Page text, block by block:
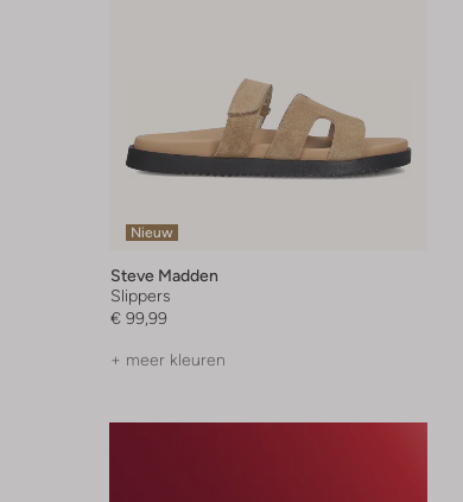
Nieuw
Steve Madden
Slippers
€ 99,99
+ meer kleuren